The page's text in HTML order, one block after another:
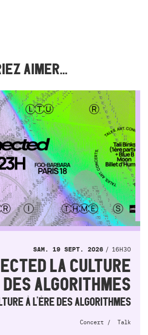
AIMER…
SAM. 19 SEPT. 2026 16H30
LA CULTURE
DES ALGORITHMES
À L’ÈRE DES ALGORITHMES
Concert Talk